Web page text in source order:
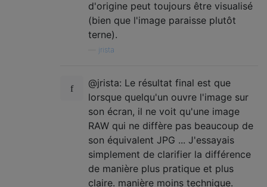
d'origine peut toujours être visualisé
(bien que l'image paraisse plutôt
terne).
jrista
@jrista: Le résultat final est que
lorsque quelqu'un ouvre l'image sur
son écran, il ne voit qu'une image
RAW qui ne diffère pas beaucoup de
son équivalent JPG ... J'essayais
simplement de clarifier la différence
de manière plus pratique et plus
claire. manière moins technique.